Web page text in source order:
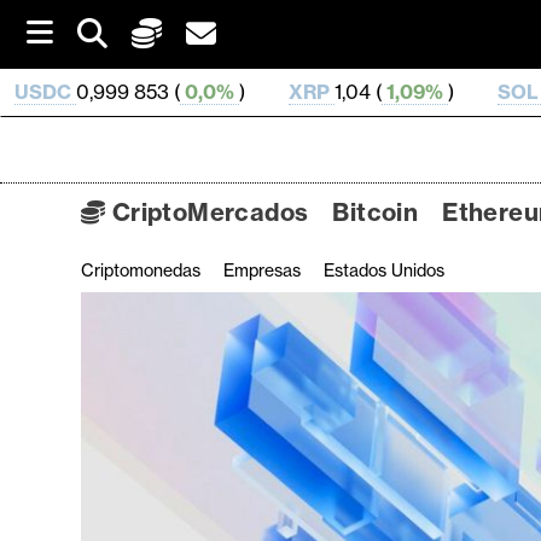
i
t
0,0%) XRP1,04 (1,09% SOL75,66 (2,29% )
C
CriptoMercados Bitcoin
Criptomonedas Empresas Estados Unidos